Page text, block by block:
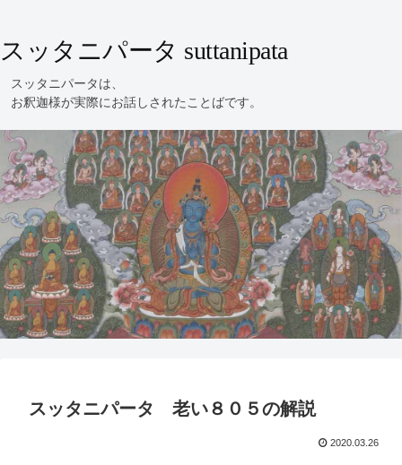
スッタニパータ suttanipata
スッタニパータ 老い８０５の解説
2020.03.26